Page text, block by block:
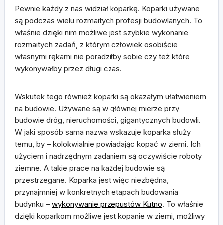
Pewnie każdy z nas widział koparkę. Koparki używane
są podczas wielu rozmaitych profesji budowlanych. To
właśnie dzięki nim możliwe jest szybkie wykonanie
rozmaitych zadań, z którym człowiek osobiście
własnymi rękami nie poradziłby sobie czy też które
wykonywałby przez długi czas.
Wskutek tego również koparki są okazałym ułatwieniem
na budowie. Używane są w głównej mierze przy
budowie dróg, nieruchomości, gigantycznych budowli.
W jaki sposób sama nazwa wskazuje koparka służy
temu, by – kolokwialnie powiadając kopać w ziemi. Ich
użyciem i nadrzędnym zadaniem są oczywiście roboty
ziemne. A takie prace na każdej budowie są
przestrzegane. Koparka jest więc niezbędna,
przynajmniej w konkretnych etapach budowania
budynku – wykonywanie przepustów Kutno. To właśnie
dzięki koparkom możliwe jest kopanie w ziemi, możliwy